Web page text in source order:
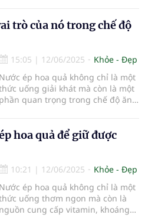
trò của nó trong chế độ
15:05 | 12/06/2025
Khỏe - Đẹp
Nước ép hoa quả không chỉ là một
uống giải khát mà còn là một
phần quan trọng trong chế độ ăn
chống oxy hóa, nước ép hoa
quả có thể hỗ trợ sức khỏe tổng
Trong bài viết này, chúng ta sẽ
cùng tìm hiểu vai trò của nước ép
hoa quả trong chế độ ăn uống
mạnh và cách để tận dụng tối
đa lợi ích của nó.
hoa quả để giữ được
10:21 | 12/06/2025
Khỏe - Đẹp
Nước ép hoa quả không chỉ là một
uống thơm ngon mà còn là
nguồn cung cấp vitamin, khoáng